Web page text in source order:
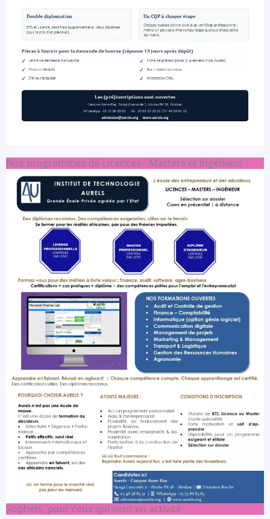
Nos programmes de Licences - Masters et Ingénieur
Sophels, pour ceux qui sont en activité